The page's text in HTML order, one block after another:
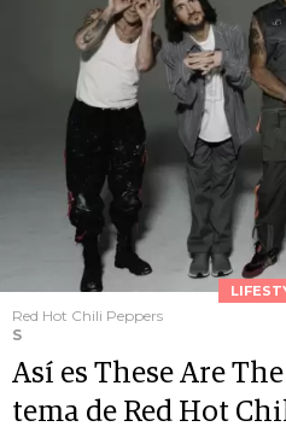
Red Hot Chili Peppers
S
Así es These Are
tema de Red Hot